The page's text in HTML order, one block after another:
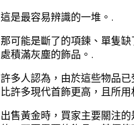
這是最容易辨識的一堆。.
那可能是斷了的項鍊、單隻
處積滿灰塵的飾品。.
許多人認為，由於這些物品
比許多現代首飾更高，且所
出售黃金時，買家主要關注